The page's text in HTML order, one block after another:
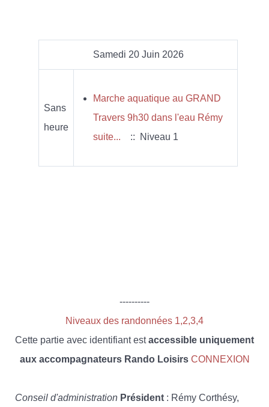
Samedi 20 Juin 2026
Sans
heure
Marche aquatique au GRAND
Travers 9h30 dans l'eau Rémy
suite...
:: Niveau 1
----------
Niveaux des randonnées 1,2,3,4
Cette partie avec identifiant estaccessible uniquement
aux accompagnateurs Rando Loisirs CONNEXION
Conseil d'administration Président : Rémy Corthésy,